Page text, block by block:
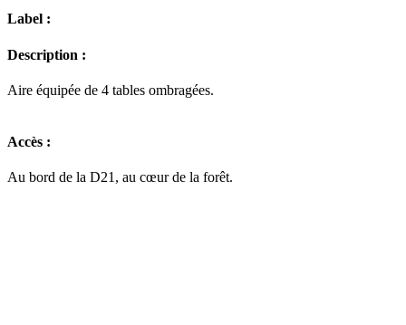
Label :
Description :
Aire équipée de 4 tables ombragées.
Accès :
Au bord de la D21, au cœur de la forêt.